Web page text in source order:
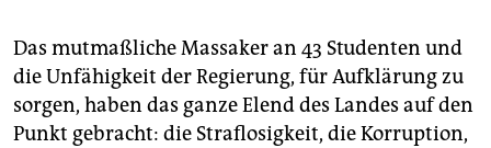
Das mutmaßliche Massaker an 43 Studenten und
die Unfähigkeit der Regierung, für Aufklärung zu
sorgen, haben das ganze Elend des Landes auf den
Punkt gebracht: die Straflosigkeit, die Korruption,